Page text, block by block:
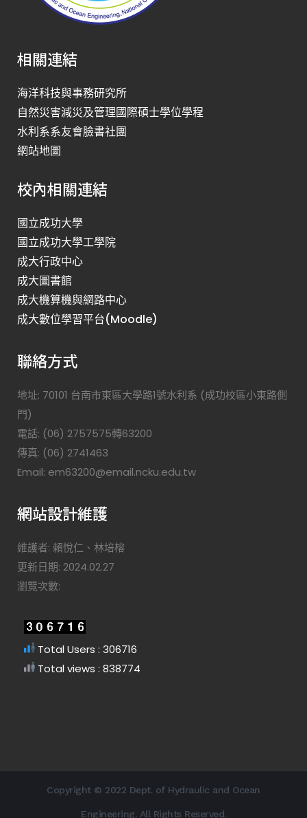
相關連結
海洋科技與事務研究所
自然災害減災及管理國際碩士學位學程
水利系系友會臉書社團
網站地圖
校內相關連結
國立成功大學
國立成功大學工學院
成大行政中心
成大圖書館
成大機算機與網路中心
成大數位學習平台(Moodle)
聯絡方式
地址: 70101 台南市東區大學路1號水利系 (成功校區小東路側
門)
電話: (06) 2757575轉63200
傳真: (06) 2741463
Email: em63200@email.ncku.edu.tw
網站設計維護
維護者: 賴悅仁、林培榕
更新日期: 2024.02.27
瀏覽次數:
Total Users : 306716
Total views : 838774
Copyright © 2022 Dept. of Hydraulic and Ocean
Engineering. All Rights Reserved.